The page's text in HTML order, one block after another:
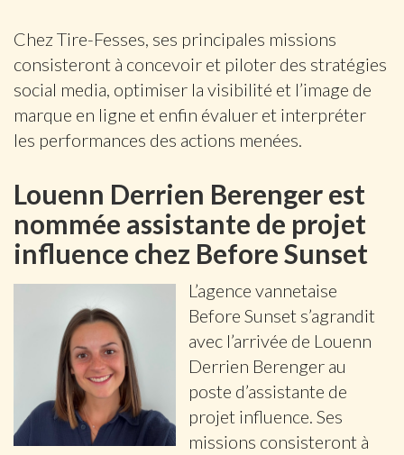
Chez Tire-Fesses, ses principales missions
consisteront à concevoir et piloter des stratégies
social media, optimiser la visibilité et l’image de
marque en ligne et enfin évaluer et interpréter
les performances des actions menées.
Louenn Derrien Berenger est
nommée assistante de projet
influence chez Before Sunset
L’agence vannetaise
Before Sunset s’agrandit
avec l’arrivée de Louenn
Derrien Berenger au
poste d’assistante de
projet influence. Ses
missions consisteront à